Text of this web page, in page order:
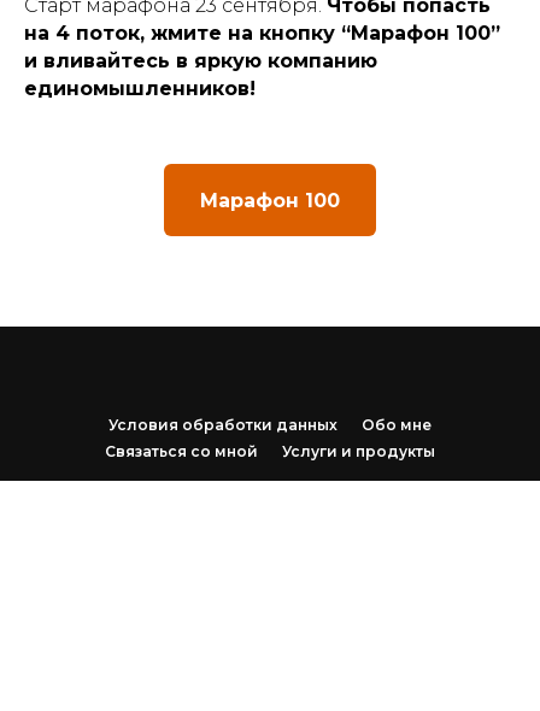
Старт марафона 23 сентября. Чтобы попасть
на 4 поток, жмите на кнопку “Марафон 100”
и вливайтесь в яркую компанию
единомышленников!
Марафон 100
Условия обработки данных
Обо мне
Связаться со мной
Услуги и продукты